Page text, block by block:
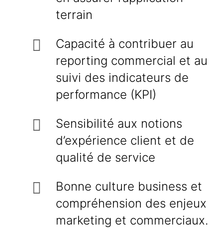
terrain
Capacité à contribuer au
reporting commercial et au
suivi des indicateurs de
performance (KPI)
Sensibilité aux notions
d’expérience client et de
qualité de service
Bonne culture business et
compréhension des enjeux
marketing et commerciaux.